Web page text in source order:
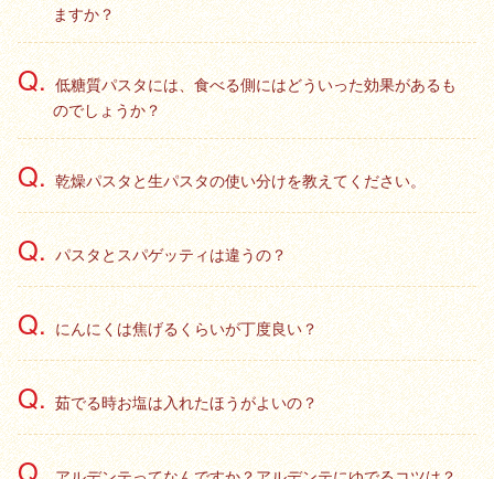
ますか？
低糖質パスタには、食べる側にはどういった効果があるも
のでしょうか？
乾燥パスタと生パスタの使い分けを教えてください。
パスタとスパゲッティは違うの？
にんにくは焦げるくらいが丁度良い？
茹でる時お塩は入れたほうがよいの？